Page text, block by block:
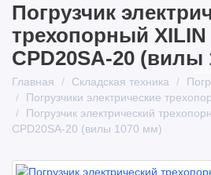
Погрузчик
трехопорный XILIN
CPD20SA-20 (вилы
Главная Складская техника
Погрузчики электрические
Погрузчик электрический
CPD20SA-20 (вилы 1070 мм)